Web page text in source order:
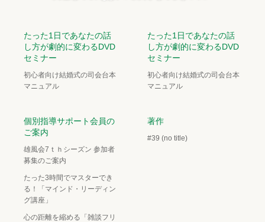
たった1日であなたの話
し方が劇的に変わるDVD
セミナー
初心者向け結婚式の司会台本
マニュアル
たった1日であなたの話
し方が劇的に変わるDVD
セミナー
初心者向け結婚式の司会台本
マニュアル
個別指導サポート会員の
ご案内
雄風会7ｔｈシーズン 参加者
募集のご案内
たった3時間でマスターでき
る！「マインド・リーディン
グ講座」
心の距離を縮める「雑談フリ
著作
#39 (no title)